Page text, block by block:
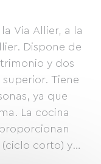
Via Allier, a la
Dispone de
y dos
Tiene
ya que
La cocina
(ciclo corto) y